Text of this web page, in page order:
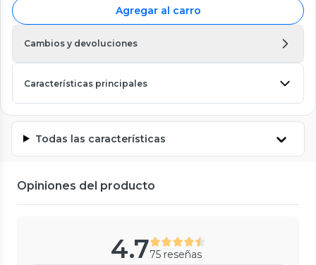
Agregar al carro
Cambios y devoluciones
Características principales
Todas las características
Opiniones del producto
4.775 reseñas